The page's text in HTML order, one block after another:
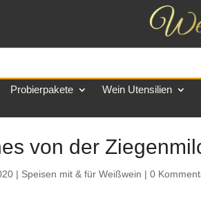
Probierpakete Wein Utensilien
von der
| Speisen mit & für Weißwein |0